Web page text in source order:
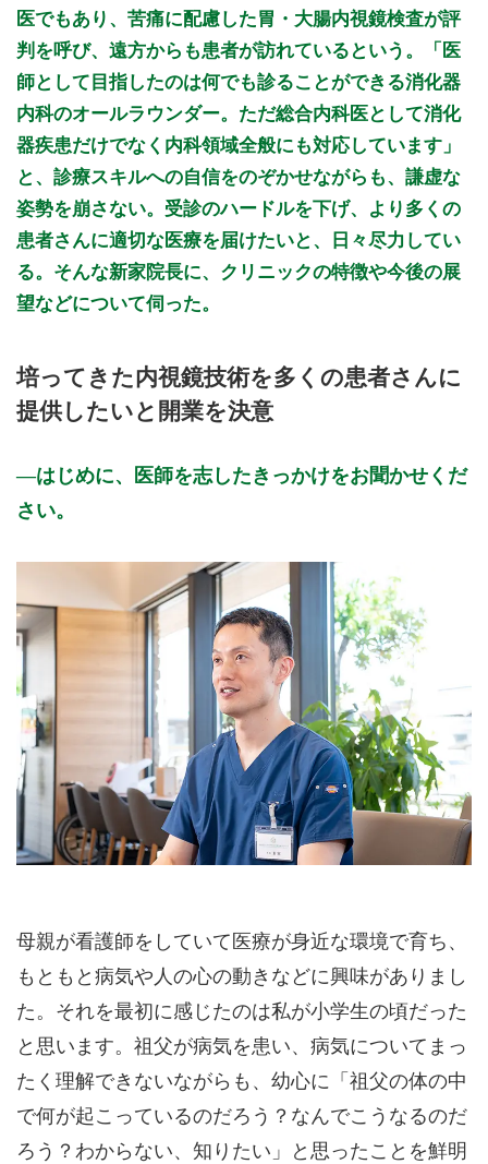
公式HPはこちら
初診受付
医でもあり、苦痛に配慮した胃・大腸内視鏡検査が評
判を呼び、遠方からも患者が訪れているという。「医
師として目指したのは何でも診ることができる消化器
内科のオールラウンダー。ただ総合内科医として消化
器疾患だけでなく内科領域全般にも対応しています」
と、診療スキルへの自信をのぞかせながらも、謙虚な
姿勢を崩さない。受診のハードルを下げ、より多くの
患者さんに適切な医療を届けたいと、日々尽力してい
る。そんな新家院長に、クリニックの特徴や今後の展
望などについて伺った。
培ってきた内視鏡技術を多くの患者さんに
提供したいと開業を決意
はじめに、医師を志したきっかけをお聞かせくだ
さい。
母親が看護師をしていて医療が身近な環境で育ち、
もともと病気や人の心の動きなどに興味がありまし
た。それを最初に感じたのは私が小学生の頃だった
と思います。祖父が病気を患い、病気についてまっ
たく理解できないながらも、幼心に「祖父の体の中
で何が起こっているのだろう？なんでこうなるのだ
ろう？わからない、知りたい」と思ったことを鮮明